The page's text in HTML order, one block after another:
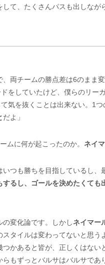
て、たくさんパスも出しな
両チームの勝点差は6のまま
をしていたけど、僕らのリー
気を抜くことは出来ない。1つ
だよ」
ムに何が起こったのか。 ネイ
いつも勝ちを目指しているし
るし、ゴールを決めたくて
変化論です。しかしネイマー
タイルは変わってないと思う
かあると皆が、正しくはない
もずっとバルサはバルサであ